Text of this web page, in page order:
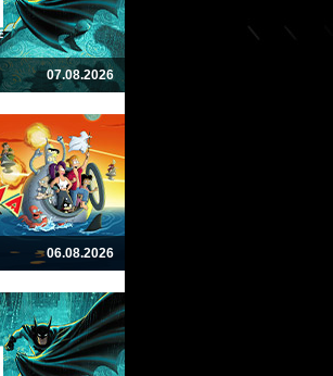
07.08.2026
06.08.2026